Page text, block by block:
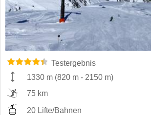
Testergebnis
1330 m (820 m - 2150 m)
75 km
20 Lifte/Bahnen